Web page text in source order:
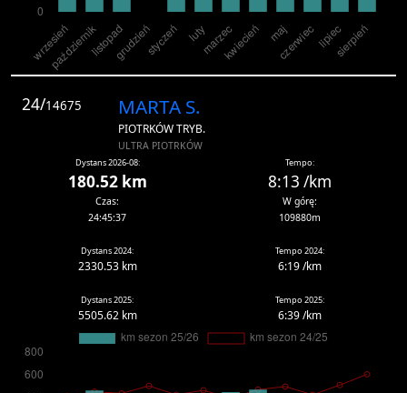
24/14675 MARTA S.
PIOTRKÓW TRYB.
ULTRA PIOTRKÓW
Dystans 2026-08:
180.52 km
Tempo:
8:13 /km
Czas:
24:45:37
W górę:
109880m
Dystans 2024:
2330.53 km
Tempo 2024:
6:19 /km
Dystans 2025:
5505.62 km
Tempo 2025:
6:39 /km